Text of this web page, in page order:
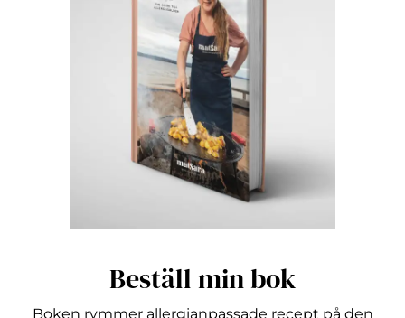
Beställ min bok
Boken rymmer allergianpassade recept på den